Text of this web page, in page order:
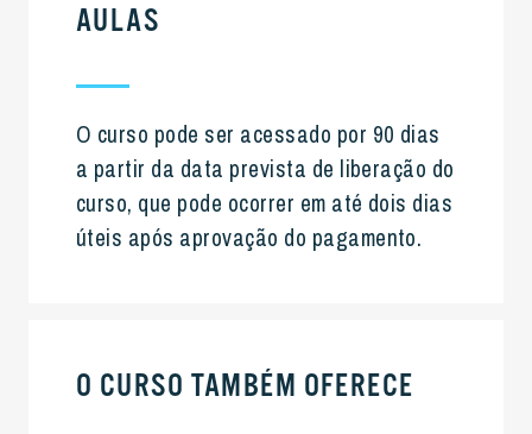
AULAS
O curso pode ser acessado por 90 dias
a partir da data prevista de liberação do
curso, que pode ocorrer em até dois dias
úteis após aprovação do pagamento.
O CURSO TAMBÉM OFERECE